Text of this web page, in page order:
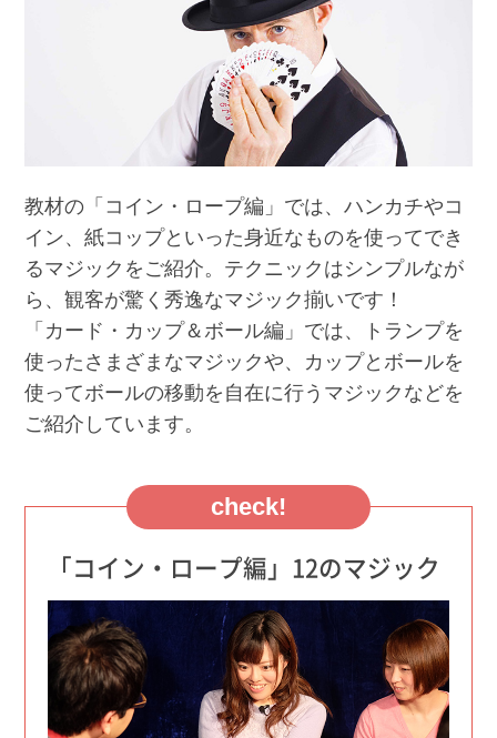
教材の「コイン・ロープ編」では、ハンカチやコ
イン、紙コップといった身近なものを使ってでき
るマジックをご紹介。テクニックはシンプルなが
ら、観客が驚く秀逸なマジック揃いです！
「カード・カップ＆ボール編」では、トランプを
使ったさまざまなマジックや、カップとボールを
使ってボールの移動を自在に行うマジックなどを
ご紹介しています。
check!
「コイン・ロープ編」12のマジック